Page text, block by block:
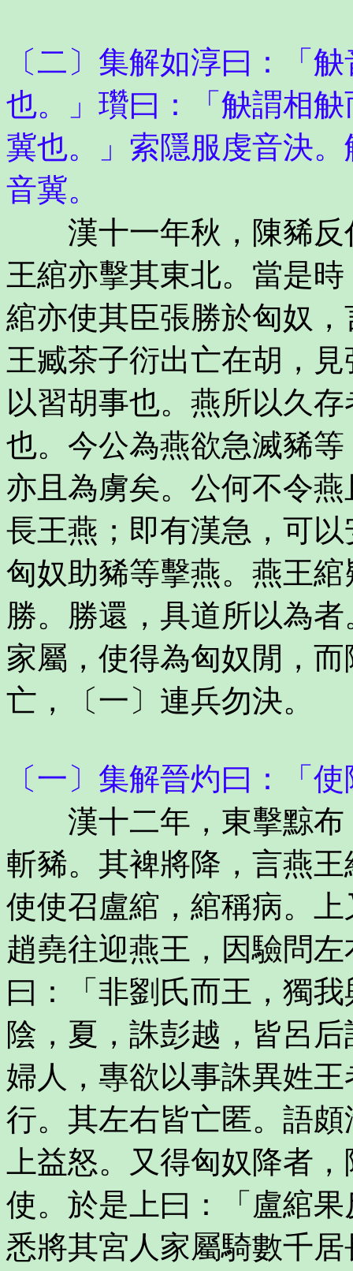
〔二〕集解如淳曰：「
也。」瓚曰：「觖謂相
冀也。」索隱服虔音決
音冀。
漢十一年秋，陳豨反
王綰亦擊其東北。當是
綰亦使其臣張勝於匈奴
王臧茶子衍出亡在胡，
以習胡事也。燕所以久
也。今公為燕欲急滅豨
亦且為虜矣。公何不令
長王燕；即有漢急，可
匈奴助豨等擊燕。燕王
勝。勝還，具道所以為
家屬，使得為匈奴閒，
亡，〔一〕連兵勿決。
〔一〕集解晉灼曰：「
漢十二年，東擊黥布
斬豨。其裨將降，言燕
使使召盧綰，綰稱病。
趙堯往迎燕王，因驗問
曰：「非劉氏而王，獨
陰，夏，誅彭越，皆呂
婦人，專欲以事誅異姓
行。其左右皆亡匿。語
上益怒。又得匈奴降者
使。於是上曰：「盧綰
悉將其宮人家屬騎數千